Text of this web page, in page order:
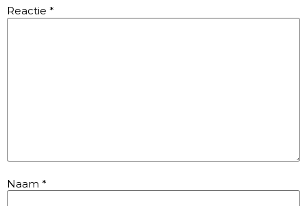
Reactie *
Naam *